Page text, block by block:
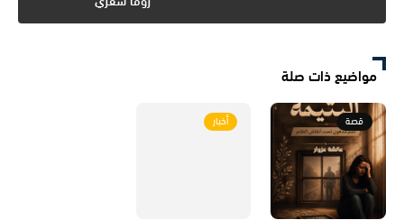
مواضيع ذات صلة
قصة أخبار